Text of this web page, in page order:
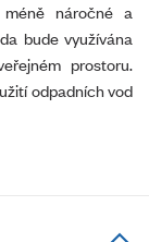
náročné a
bude využívána
prostoru.
odpadních vod